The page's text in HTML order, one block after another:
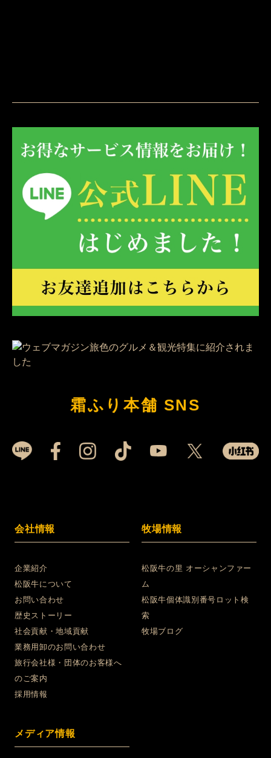
霜ふり本舗 SNS
会社情報
企業紹介
松阪牛について
お問い合わせ
歴史ストーリー
社会貢献・地域貢献
業務用卸のお問い合わせ
旅行会社様・団体のお客様へ
のご案内
採用情報
メディア情報
牧場情報
松阪牛の里 オーシャンファー
ム
松阪牛個体識別番号ロット検
索
牧場ブログ